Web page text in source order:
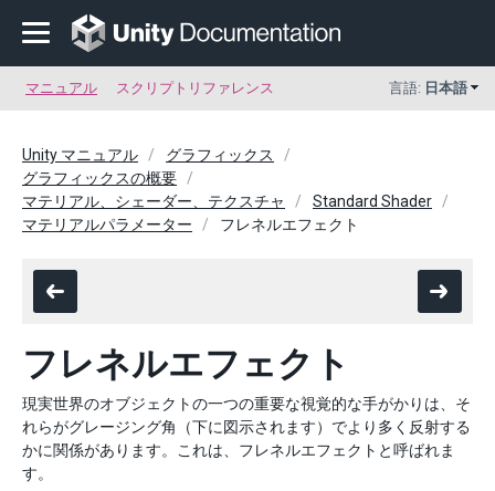
マニュアル スクリプトリファレンス 言語: 日本語
Unity マニュアル
グラフィックス
グラフィックスの概要
マテリアル、シェーダー、テクスチャ
Standard Shader
マテリアルパラメーター
フレネルエフェクト
フレネルエフェクト
現実世界のオブジェクトの一つの重要な視覚的な手がかりは、そ
れらがグレージング角（下に図示されます）でより多く反射する
かに関係があります。これは、フレネルエフェクトと呼ばれま
す。